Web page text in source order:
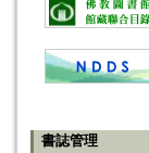
書誌管理